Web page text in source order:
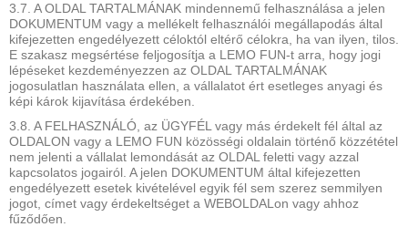
3.7. A OLDAL TARTALMÁNAK mindennemű felhasználása a jelen
DOKUMENTUM vagy a mellékelt felhasználói megállapodás által
kifejezetten engedélyezett céloktól eltérő célokra, ha van ilyen, tilos.
E szakasz megsértése feljogosítja a LEMO FUN-t arra, hogy jogi
lépéseket kezdeményezzen az OLDAL TARTALMÁNAK
jogosulatlan használata ellen, a vállalatot ért esetleges anyagi és
képi károk kijavítása érdekében.
3.8. A FELHASZNÁLÓ, az ÜGYFÉL vagy más érdekelt fél által az
OLDALON vagy a LEMO FUN közösségi oldalain történő közzététel
nem jelenti a vállalat lemondását az OLDAL feletti vagy azzal
kapcsolatos jogairól. A jelen DOKUMENTUM által kifejezetten
engedélyezett esetek kivételével egyik fél sem szerez semmilyen
jogot, címet vagy érdekeltséget a WEBOLDALon vagy ahhoz
fűződően.